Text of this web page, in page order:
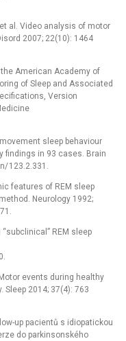
al. Video analysis of motor
2007; 22(10): 1464
the Ameri­can Academy of
of Sleep and As­sociated
Version
sleep behaviour
findings in 93 cases. Brain
123.2.331.
features of REM sleep
Neurology 1992;
REM sleep
events dur­­ing healthy
2014; 37(4): 763
up pa­cientů s idiopatickou
do parkinsonského